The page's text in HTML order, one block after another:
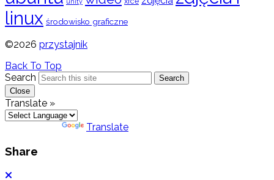
linux środowisko graficzne
©2026 przystajnik
Back To Top
Search
Search
Close
Translate »
Translate
Share